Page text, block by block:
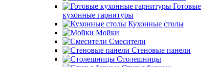
Готовые
кухонные гарнитуры
Кухонные столы
Мойки
Смесители
Стеновые панели
Столешницы